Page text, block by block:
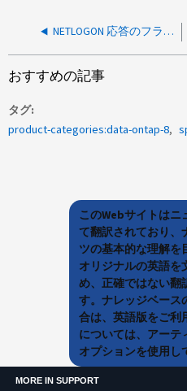
NETLOGON 応答のフラグメント化が原因でパニックが発生しました
おすすめの記事
タグ
product-categories:data-ontap-8
このWebサイトはニ
て翻訳されており、
ツの基本的な理解を
オリジナルの英語を
め、正確ではない翻
す。ナレッジベース
合は、英語版をご利
については、アー
オプションを使用し
MORE IN SUPPORT